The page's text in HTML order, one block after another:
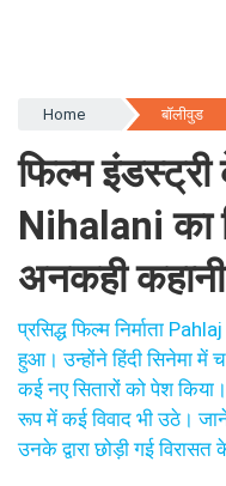
Home बॉलीवुड
फिल्म
Nihalani का
अनकही कहानी
प्रसिद्ध फिल्म निर्माता
हुआ। उन्होंने हिंदी सिनेमा में
कई नए सितारों को पेश
रूप में कई विवाद भी उठे।
उनके द्वारा छोड़ी गई विरासत